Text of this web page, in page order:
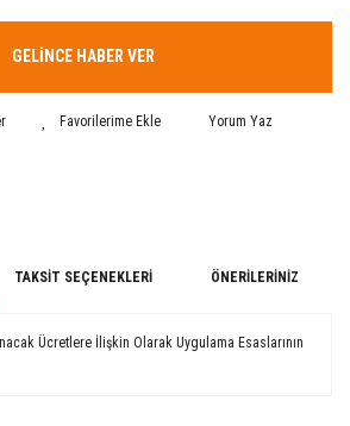
GELİNCE HABER VER
Yorum Yaz
TAKSIT SEÇENEKLERI ÖNERILERINIZ
Ücretlere İlişkin Olarak Uygulama Esaslarının